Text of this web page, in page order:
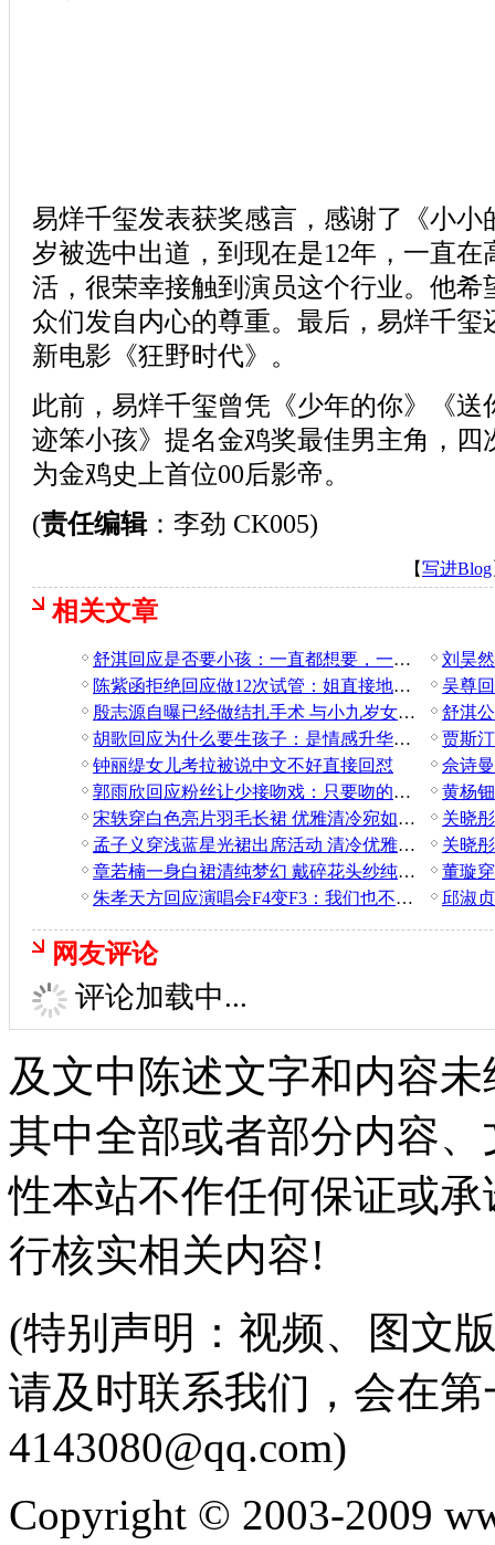
易烊千玺发表获奖感言，感谢了《小小
岁被选中出道，到现在是12年，一直在
活，很荣幸接触到演员这个行业。他希
众们发自内心的尊重。最后，易烊千玺
新电影《狂野时代》。
此前，易烊千玺曾凭《少年的你》《送
迹笨小孩》提名金鸡奖最佳男主角，四
为金鸡史上首位00后影帝。
(责任编辑：李劲 CK005)
【写进Blog
相关文章
舒淇回应是否要小孩：一直都想要，一直未能如愿
陈紫函拒绝回应做12次试管：姐直接地拒绝了你
殷志源自曝已经做结扎手术 与小九岁女友刚完婚
胡歌回应为什么要生孩子：是情感升华体现
钟丽缇女儿考拉被说中文不好直接回怼
郭雨欣回应粉丝让少接吻戏：只要吻的合理都可以
宋轶穿白色亮片羽毛长裙 优雅清冷宛如月光女神
孟子义穿浅蓝星光裙出席活动 清冷优雅尽显仙韵
章若楠一身白裙清纯梦幻 戴碎花头纱纯欲感十足
朱孝天方回应演唱会F4变F3：我们也不清楚什么情况
网友评论
评论加载中...
及文中陈述文字和内容
其中全部或者部分内容
性本站不作任何保证或
行核实相关内容!
(特别声明：视频、图文
请及时联系我们，会在
4143080@qq.com)
Copyright © 2003-2009